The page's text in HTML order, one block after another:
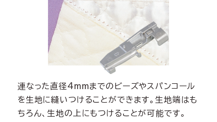
連なった直径4mmまでのビーズやスパンコール
を生地に縫いつけることができます。生地端はも
ちろん、生地の上にもつけることが可能です。